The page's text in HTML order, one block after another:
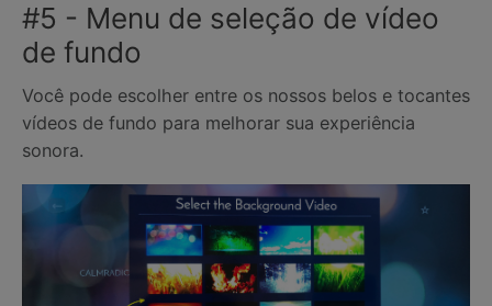
#5 - Menu de seleção de vídeo
de fundo
Você pode escolher entre os nossos belos e tocantes
vídeos de fundo para melhorar sua experiência
sonora.